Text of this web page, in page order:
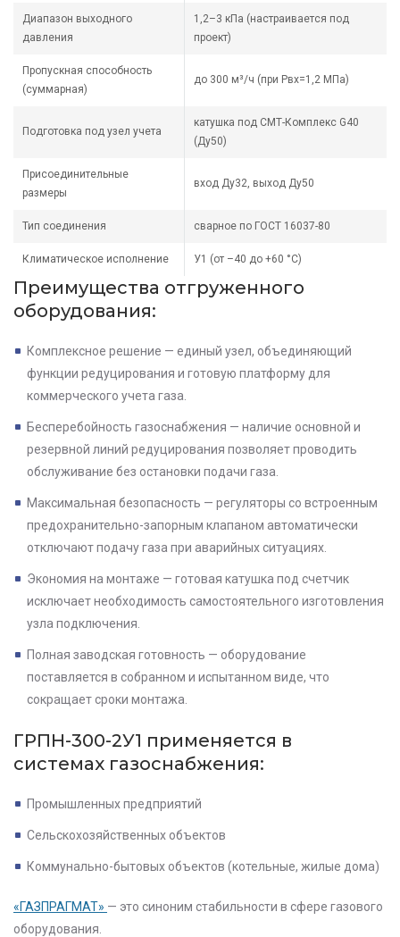
Диапазон выходного
давления
1,2–3 кПа (настраивается под
проект)
Пропускная способность
(суммарная)
до 300 м³/ч (при Рвх=1,2 МПа)
Подготовка под узел учета
катушка под СМТ-Комплекс G40
(Ду50)
Присоединительные
размеры
вход Ду32, выход Ду50
Тип соединения сварное по ГОСТ 16037-80
Климатическое исполнение У1 (от –40 до +60 °С)
Преимущества отгруженного
оборудования:
Комплексное решение — единый узел, объединяющий
функции редуцирования и готовую платформу для
коммерческого учета газа.
Бесперебойность газоснабжения — наличие основной и
резервной линий редуцирования позволяет проводить
обслуживание без остановки подачи газа.
Максимальная безопасность — регуляторы со встроенным
предохранительно-запорным клапаном автоматически
отключают подачу газа при аварийных ситуациях.
Экономия на монтаже — готовая катушка под счетчик
исключает необходимость самостоятельного изготовления
узла подключения.
Полная заводская готовность — оборудование
поставляется в собранном и испытанном виде, что
сокращает сроки монтажа.
ГРПН-300-2У1 применяется в
системах газоснабжения:
Промышленных предприятий
Сельскохозяйственных объектов
Коммунально-бытовых объектов (котельные, жилые дома)
«ГАЗПРАГМАТ» — это синоним стабильности в сфере газового
оборудования.